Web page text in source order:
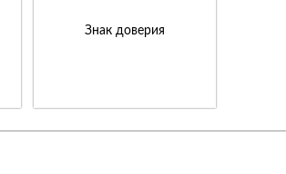
Знак доверия